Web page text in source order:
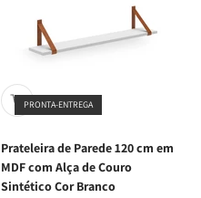
PRONTA-ENTREGA
Prateleira de Parede 120 cm em
MDF com Alça de Couro
Sintético Cor Branco